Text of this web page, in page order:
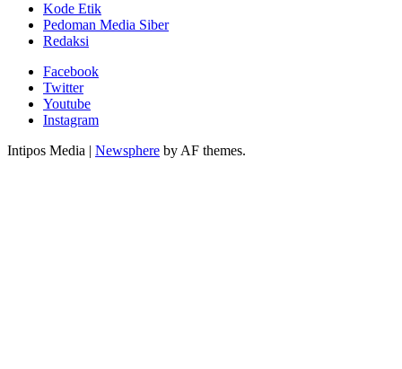
Kode Etik
Pedoman Media Siber
Redaksi
Facebook
Twitter
Youtube
Instagram
Intipos Media | Newsphere by AF themes.